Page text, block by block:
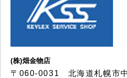
(株)畑金物店
〒060-0031 北海道札幌市